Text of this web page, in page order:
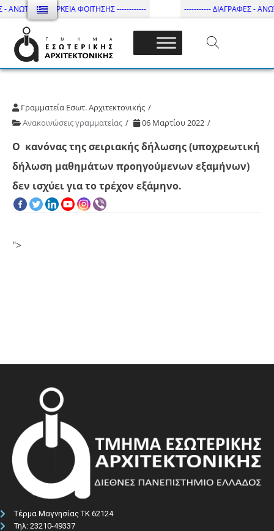
ΑΝΩΤΑΤΗ ΔΙΑΡΚΕΙΑ ΦΟΙΤΗΣΗΣ ------------ ----------- ΔΙΑΓΡΑΦΕΣ -
Τμήμα Εσωτ. Αρχιτεκτονικής – ΔΙ.ΠΑ.Ε
Γραμματεία Εσωτ. Αρχιτεκτονικής
Ανακοινώσεις γραμματείας
06 Μαρτίου 2022
Ο κανόνας τηςσειριακής δήλωσης(υποχρεωτική
δήλωση μαθημάτων προηγούμενων εξαμήνων)
δεν ισχύει για το τρέχον εξάμηνο.
">
Τέρμα Μαγνησίας ΤΚ 62124
Τηλ: 23210-49337​